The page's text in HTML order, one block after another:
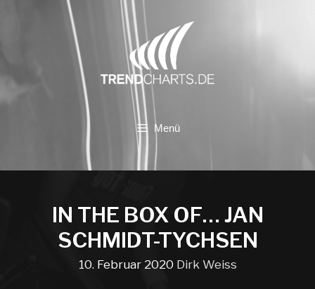
Menü
IN THE BOX OF… JAN
SCHMIDT-TYCHSEN
10. Februar 2020 Dirk Weiss